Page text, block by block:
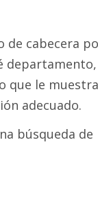
cabecera
que le
adecuado.
búsqueda